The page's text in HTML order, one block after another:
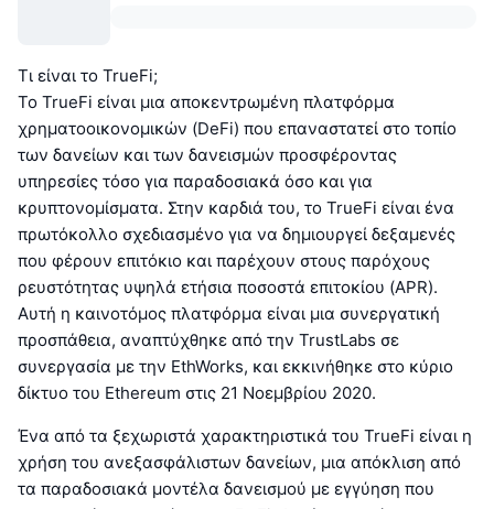
Τι είναι το TrueFi;
Το TrueFi είναι μια αποκεντρωμένη πλατφόρμα
χρηματοοικονομικών (DeFi) που επαναστατεί στο τοπίο
των δανείων και των δανεισμών προσφέροντας
υπηρεσίες τόσο για παραδοσιακά όσο και για
κρυπτονομίσματα. Στην καρδιά του, το TrueFi είναι ένα
πρωτόκολλο σχεδιασμένο για να δημιουργεί δεξαμενές
που φέρουν επιτόκιο και παρέχουν στους παρόχους
ρευστότητας υψηλά ετήσια ποσοστά επιτοκίου (APR).
Αυτή η καινοτόμος πλατφόρμα είναι μια συνεργατική
προσπάθεια, αναπτύχθηκε από την TrustLabs σε
συνεργασία με την EthWorks, και εκκινήθηκε στο κύριο
δίκτυο του Ethereum στις 21 Νοεμβρίου 2020.
Ένα από τα ξεχωριστά χαρακτηριστικά του TrueFi είναι η
χρήση του ανεξασφάλιστων δανείων, μια απόκλιση από
τα παραδοσιακά μοντέλα δανεισμού με εγγύηση που